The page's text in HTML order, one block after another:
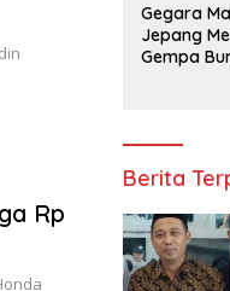
Rp
Gegara
Jepang
Gempa
Berita